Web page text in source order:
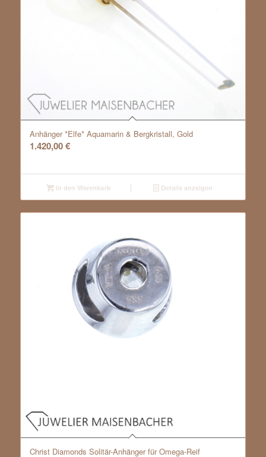
Anhänger *Elfe* Aquamarin & Bergkristall, Gold
1.420,00€
In den Warenkorb Details anzeigen
Christ Diamonds Solitär-Anhänger für Omega-Reif